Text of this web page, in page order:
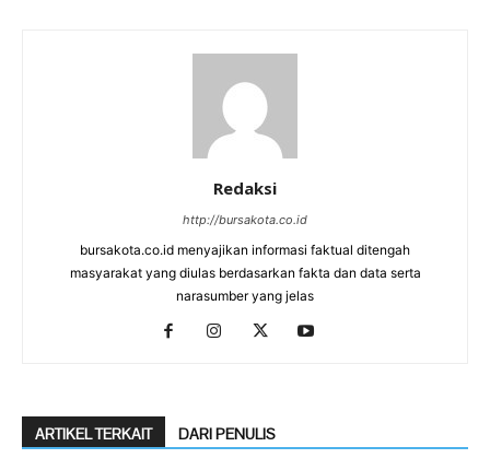
Redaksi
http://bursakota.co.id
bursakota.co.id menyajikan informasi faktual ditengah
masyarakat yang diulas berdasarkan fakta dan data serta
narasumber yang jelas
ARTIKEL TERKAIT DARI PENULIS